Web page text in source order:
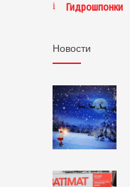
Гидрошпонки
Новости